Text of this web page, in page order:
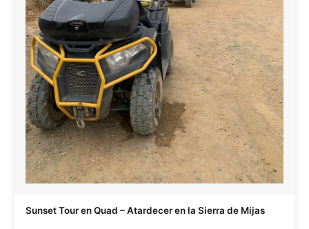
Sunset Tour en Quad – Atardecer en la Sierra de Mijas